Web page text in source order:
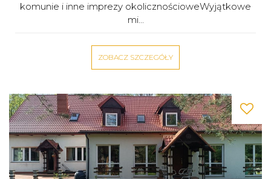
komunie i inne imprezy okolicznościoweWyjątkowe
mi...
ZOBACZ SZCZEGÓŁY